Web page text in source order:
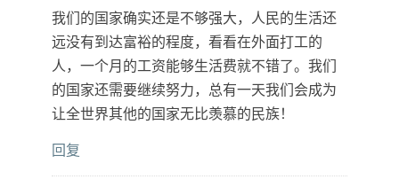
我们的国家确实还是不够强大，人民的生活还
远没有到达富裕的程度，看看在外面打工的
人，一个月的工资能够生活费就不错了。我们
的国家还需要继续努力，总有一天我们会成为
让全世界其他的国家无比羡慕的民族！
回复